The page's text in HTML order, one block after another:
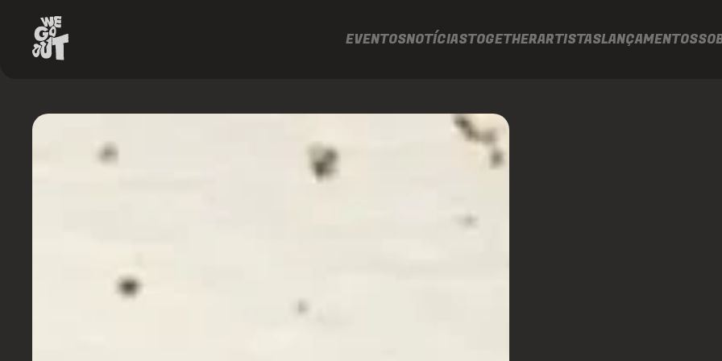
EVENTOSNOTÍCIASTOGETHERARTISTASLANÇAMENTOS
Réveillon
https://www.instagram.com/reveillonsp/